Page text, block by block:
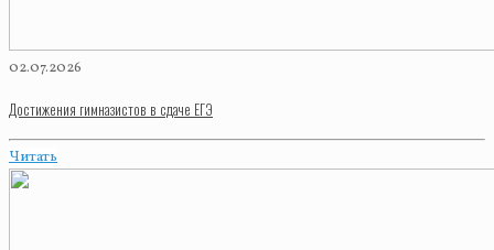
02.07.2026
Достижения гимназистов в сдаче ЕГЭ
Читать